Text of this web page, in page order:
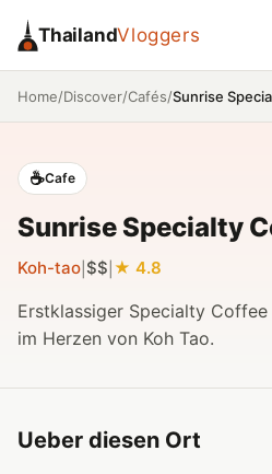
ThailandVloggers
Home/Discover/Cafés/Sunrise
☕Cafe
Sunrise Specialty
Koh-tao $$ 4.8
Erstklassiger Specialty
im Herzen von Koh Tao.
Ueber diesen Ort